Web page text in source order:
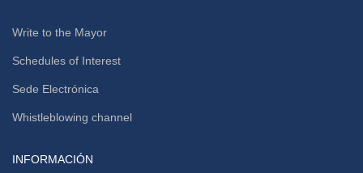
Write to the Mayor
Schedules of Interest
Sede Electrónica
Whistleblowing channel
INFORMACIÓN